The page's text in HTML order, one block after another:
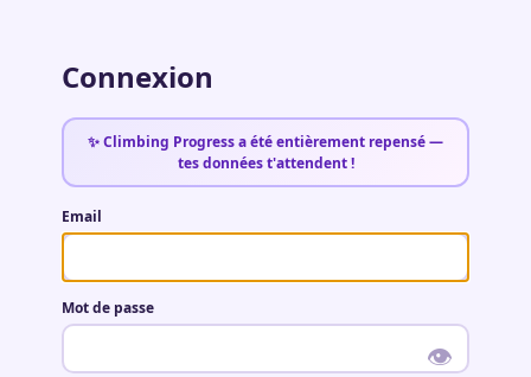
Connexion
✨ Climbing Progress a été entièrement repensé —
tes données t'attendent !
Email
Mot de passe
👁